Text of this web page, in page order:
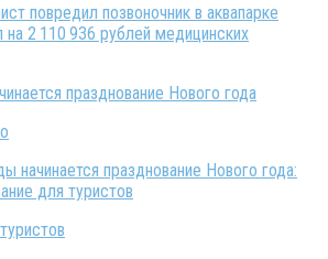
повредил позвоночник в аквапарке
на 2 110 936 рублей медицинских
начинается празднование Нового года:
для туристов